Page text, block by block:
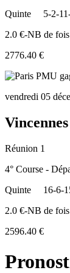
Quinte
5-2-
2.0 €-NB de
2776.40 €
vendredi 05
Vincennes
Réunion 1
4° Course -
Quinte
16-6-
2.0 €-NB de fois
2596.40 €